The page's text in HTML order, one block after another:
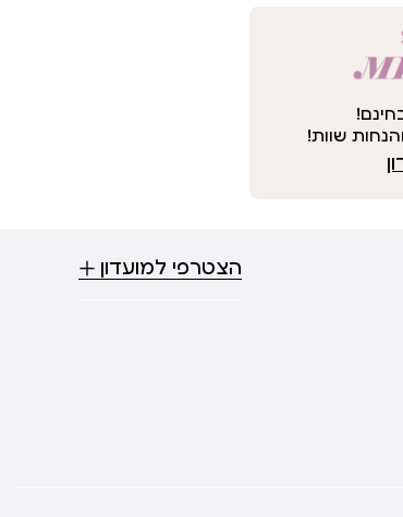
שוות!
הצטרפי למועדון